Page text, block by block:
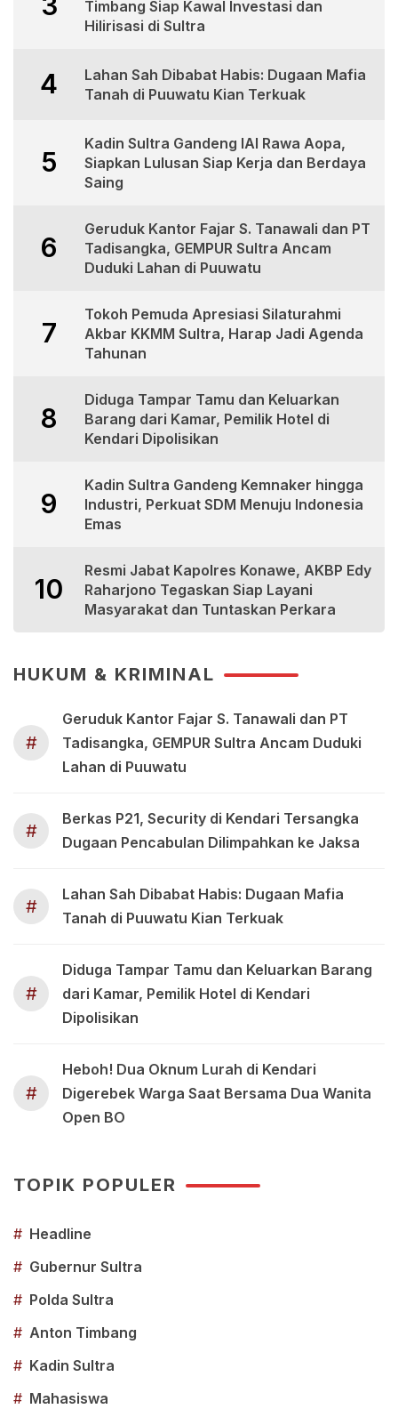
Timbang Siap Kawal Investasi dan
Hilirisasi di Sultra
4
Lahan Sah Dibabat Habis: Dugaan Mafia
Tanah di Puuwatu Kian Terkuak
5
Kadin Sultra Gandeng IAI Rawa Aopa,
Siapkan Lulusan Siap Kerja dan Berdaya
Saing
6
Geruduk Kantor Fajar S. Tanawali dan PT
Tadisangka, GEMPUR Sultra Ancam
Duduki Lahan di Puuwatu
7
Tokoh Pemuda Apresiasi Silaturahmi
Akbar KKMM Sultra, Harap Jadi Agenda
Tahunan
8
Diduga Tampar Tamu dan Keluarkan
Barang dari Kamar, Pemilik Hotel di
Kendari Dipolisikan
9
Kadin Sultra Gandeng Kemnaker hingga
Industri, Perkuat SDM Menuju Indonesia
Emas
10
Resmi Jabat Kapolres Konawe, AKBP Edy
Raharjono Tegaskan Siap Layani
Masyarakat dan Tuntaskan Perkara
HUKUM & KRIMINAL
#
Geruduk Kantor Fajar S. Tanawali dan PT
Tadisangka, GEMPUR Sultra Ancam Duduki
Lahan di Puuwatu
#
Berkas P21, Security di Kendari Tersangka
Dugaan Pencabulan Dilimpahkan ke Jaksa
#
Lahan Sah Dibabat Habis: Dugaan Mafia
Tanah di Puuwatu Kian Terkuak
#
Diduga Tampar Tamu dan Keluarkan Barang
dari Kamar, Pemilik Hotel di Kendari
Dipolisikan
#
Heboh! Dua Oknum Lurah di Kendari
Digerebek Warga Saat Bersama Dua Wanita
Open BO
TOPIK POPULER
# Headline
# Gubernur Sultra
# Polda Sultra
# Anton Timbang
# Kadin Sultra
# Mahasiswa